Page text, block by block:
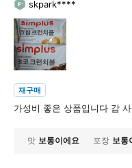
skpark****
재구매
가성비 좋은 상품입니다 감
맛 보통이에요 포장 보통